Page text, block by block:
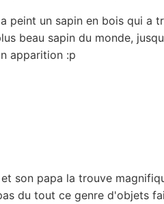
peint un sapin en bois qui a
beau sapin du monde,
apparition :p
son papa la trouve
du tout ce genre d'objets